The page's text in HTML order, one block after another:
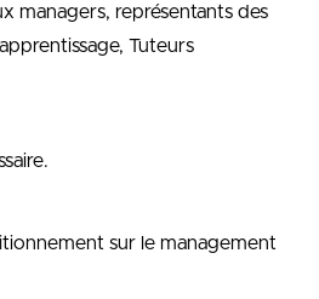
managers, représentants des
Tuteurs
sur le management